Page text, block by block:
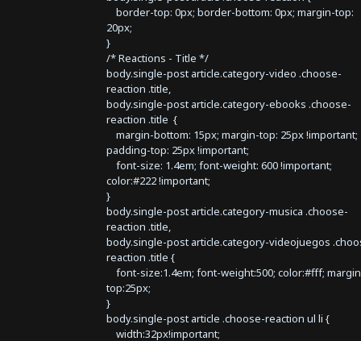
border-top: 0px; border-bottom: 0px; margin-top:
20px;
}
/* Reactions - Title */
body.single-post article.category-video .choose-
reaction .title,
body.single-post article.category-ebooks .choose-
reaction .title {
margin-bottom: 15px; margin-top: 25px !important;
padding-top: 25px !important;
font-size: 1.4em; font-weight: 600 !important;
color:#222 !important;
}
body.single-post article.category-musica .choose-
reaction .title,
body.single-post article.category-videojuegos
reaction .title {
font-size:1.4em; font-weight:500; color:#fff;
top:25px;
}
body.single-post article .choose-reaction ul li {
width:32px!important;